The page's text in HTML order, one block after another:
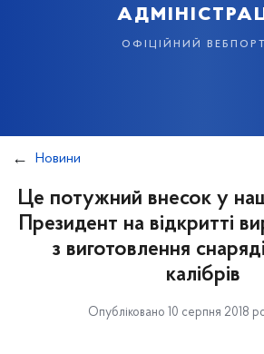
офіційний
Новини
Це потужний внесок у
Президент на відкритті
з виготовлення
калібрів
Опубліковано 10 серпня 2018